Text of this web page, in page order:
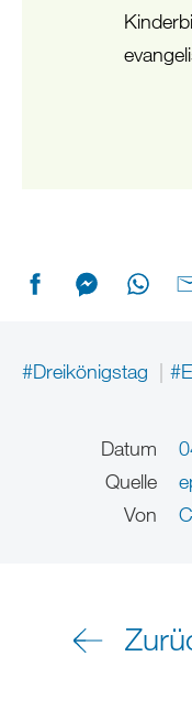
#Dreikönigstag
Datum
Quelle
Von